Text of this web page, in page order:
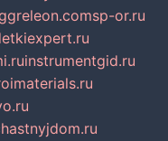
greleon.comsp-or.ru
instrumentgid.ru